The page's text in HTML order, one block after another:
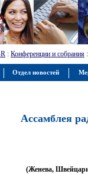
: Конференции и собрания :
Ассамблея
(Женева,
Отдел новостей